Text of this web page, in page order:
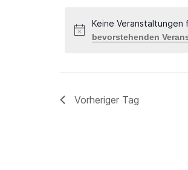
November
Keine
bevorstehenden
Vorheriger Tag